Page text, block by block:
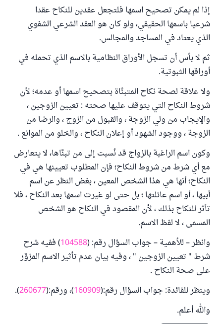
إذا لم يمكن تصحيح اسمها فلتجعل عقدين للنكاح عقدا
شرعيا باسمها الحقيقي، ولو كان هو العقد الشرعي الشفوي
الذي يعتاد في المساجد والمجالس.
ثم لا بأس أن تسجل الأوراق النظامية بالاسم الذي تحمله في
أوراقها الثبوتية.
ولا علاقة لصحة نكاح المتبنَّاة بتصحيح اسمها أو عدمه؛ لأن
شروط النكاح التي يتوقف عليها صحته : تعيين الزوجين ،
والإيجاب من ولي الزوجة ، والقبول من الزوج ، والرضا من
الزوجة ، ووجود الشهود أو إعلان النكاح ، والخلو من الموانع .
وكون اسم الراغبة بالزواج قد نُسبت إلى من تبنَّاها، لا يتعارض
مع أي شرط من شروط النكاح؛ فإن المطلوب تعيينها هي في
النكاح؛ أنها هي هذا الشخص المعين ، بغض النظر عن اسم
أبيها ، أو اسم عائلتها ؛ بل حتى لو غيرت اسمها بعد النكاح ، فلا
تأثر للنكاح بذلك ، لأن المقصود في النكاح هو الشخص
المسمى ، لا لفظ الاسم.
وانظر – للأهمية – جواب السؤال رقم: (104588) ففيه شرح
شرط " تعيين الزوجين " ، وفيه بيان عدم تأثير الاسم المزوَّر
على صحة النكاح .
وينظر للفائدة: جواب السؤال رقم:(160909)، ورقم:(260677
).
والله أعلم.